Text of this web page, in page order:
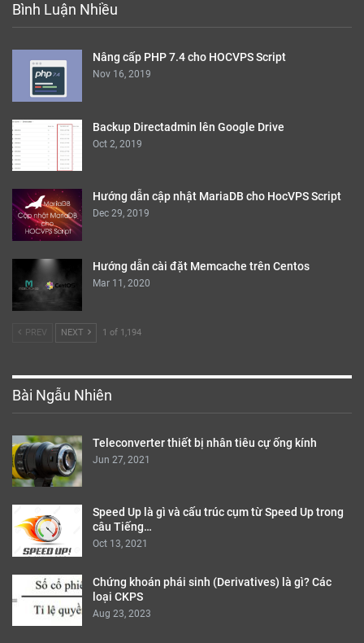
Bình Luận Nhiều
Nâng cấp PHP 7.4 cho HOCVPS Script
Nov 16, 2019
Backup Directadmin lên Google Drive
Oct 2, 2019
Hướng dẫn cập nhật MariaDB cho HocVPS Script
Dec 29, 2019
Hướng dẫn cài đặt Memcache trên Centos
Mar 11, 2020
PREV NEXT 1 of 1,194
Bài Ngẫu Nhiên
Teleconverter thiết bị nhân tiêu cự ống kính
Jun 27, 2021
Speed Up là gì và cấu trúc cụm từ Speed Up trong
câu Tiếng…
Oct 13, 2021
Chứng khoán phái sinh (Derivatives) là gì? Các
loại CKPS
Aug 23, 2023